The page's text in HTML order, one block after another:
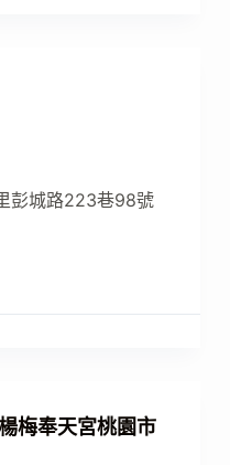
彭城路223巷98號
梅奉天宮桃園市